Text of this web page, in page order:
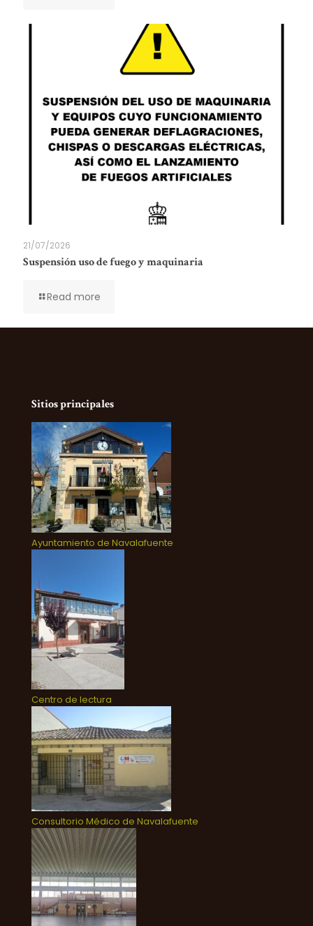
21/07/2026
Suspensión uso de fuego y maquinaria
Read more
Sitios principales
Ayuntamiento de Navalafuente
Centro de lectura
Consultorio Médico de Navalafuente